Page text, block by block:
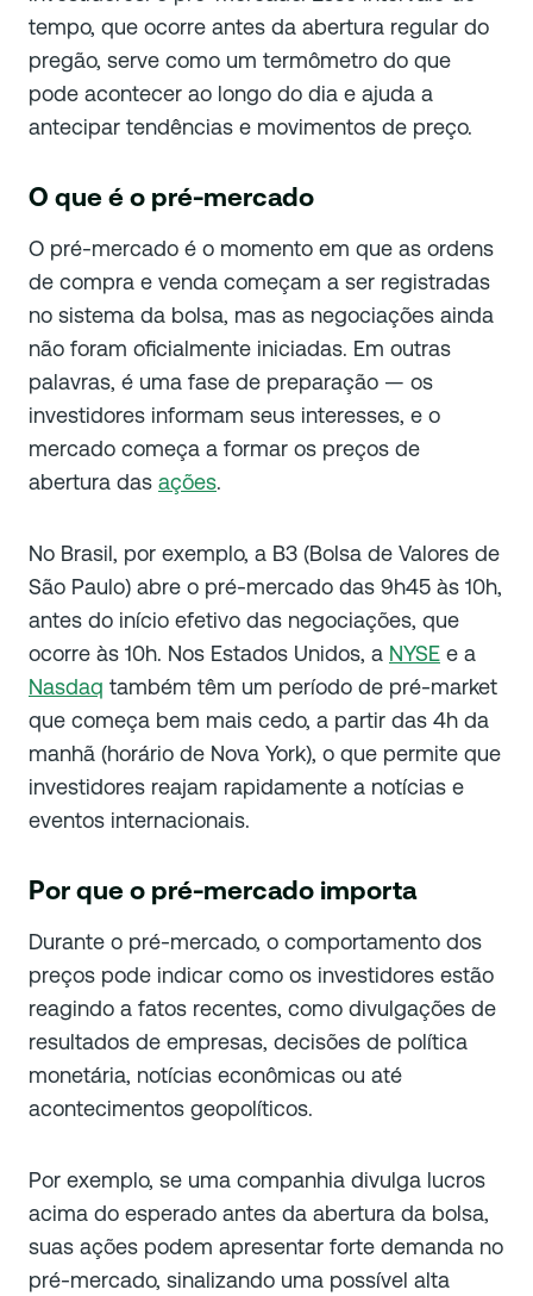
tempo, que ocorre antes da abertura regular do
pregão, serve como um termômetro do que
pode acontecer ao longo do dia e ajuda a
antecipar tendências e movimentos de preço.
O que é o pré-mercado
O pré-mercado é o momento em que as ordens
de compra e venda começam a ser registradas
no sistema da bolsa, mas as negociações ainda
não foram oficialmente iniciadas. Em outras
palavras, é uma fase de preparação — os
investidores informam seus interesses, e o
mercado começa a formar os preços de
abertura das ações.
No Brasil, por exemplo, a B3 (Bolsa de Valores de
São Paulo) abre o pré-mercado das 9h45 às 10h,
antes do início efetivo das negociações, que
ocorre às 10h. Nos Estados Unidos, a NYSE e a
Nasdaq também têm um período de pré-market
que começa bem mais cedo, a partir das 4h da
manhã (horário de Nova York), o que permite que
investidores reajam rapidamente a notícias e
eventos internacionais.
Por que o pré-mercado importa
Durante o pré-mercado, o comportamento dos
preços pode indicar como os investidores estão
reagindo a fatos recentes, como divulgações de
resultados de empresas, decisões de política
monetária, notícias econômicas ou até
acontecimentos geopolíticos.
Por exemplo, se uma companhia divulga lucros
acima do esperado antes da abertura da bolsa,
suas ações podem apresentar forte demanda no
pré-mercado, sinalizando uma possível alta